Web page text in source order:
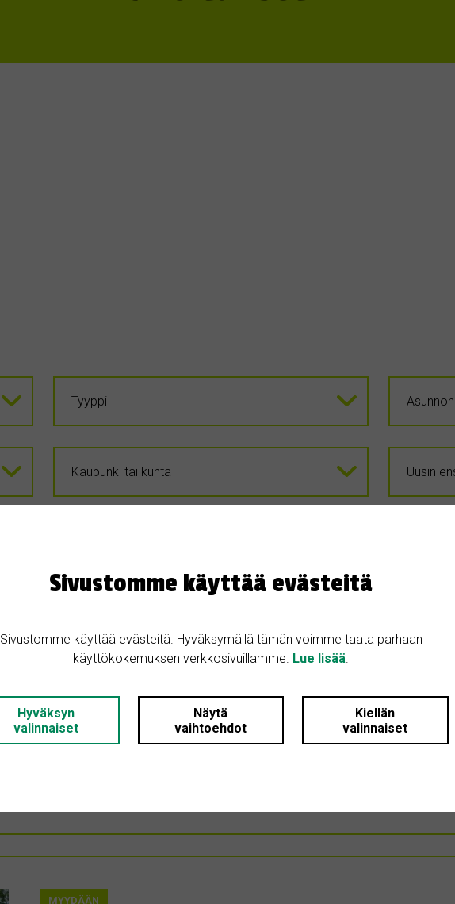
17.5.2026
Ostetaan kesämökki / vapaa-ajan asunto Juuan
Pohjois-Karjala • 83900 Juuka 50 m²
Etsinnässä kesämökki tai vapaa-ajan asunto Juuan lähettyviltä. Toiveet: * Sijainti luonnon
ranta (järvi tai lampi) * Sähköt plussaa, mutta ei pakollinen * Myös remonttikohteet kiinnostavat
MYYDÄÄN
Sivustomme käyttää evästeitä
Sivustomme käyttää evästeitä. Hyväksymällä tämän voimme taata parhaan
käyttökokemuksen verkkosivuillamme. Lue lisää.
Hyväksyn
valinnaiset
Näytä
vaihtoehdot
Kiellän
valinnaiset